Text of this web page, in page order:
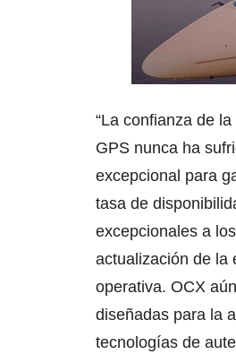
“La confianza de
GPS nunca ha
excepcional para
tasa de
excepcionales a
actualización de la
operativa. OCX
diseñadas para la
tecnologías de